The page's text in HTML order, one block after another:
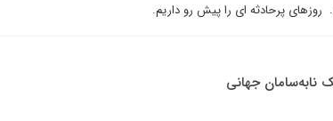
پرحادثه ای را پیش رو داریم.
نابه‌سامان جهانی